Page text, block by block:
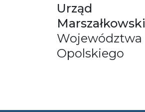
Urząd
Marszałkowski
Województwa
Opolskiego